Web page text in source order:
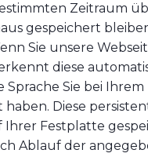
Zeitraum
gespeichert
Sie unsere
diese
Sprache Sie bei
Diese
Ihrer Festplatte
Ablauf der